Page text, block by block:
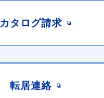
カタログ請求
転居連絡